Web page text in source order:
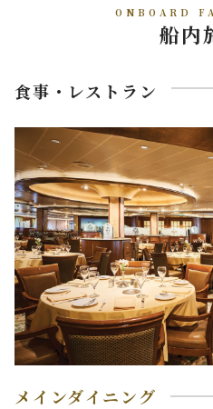
ONBOARD
船内
食事・レストラン
メインダイニング